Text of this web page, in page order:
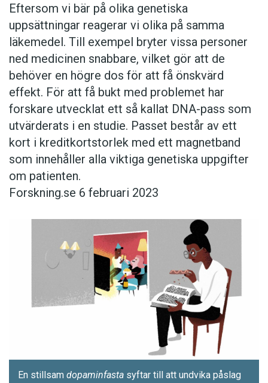
Eftersom vi bär på olika genetiska
uppsättningar reagerar vi olika på samma
läkemedel. Till exempel bryter vissa personer
ned ­medicinen snabbare, vilket gör att de
behöver en högre dos för att få önskvärd
effekt. För att få bukt med problemet har
forskare utvecklat ett så kallat DNA-pass som
utvärderats i en studie. Passet består av ett
kort i kreditkortstorlek med ett magnetband
som innehåller alla viktiga genetiska uppgifter
om patienten.
Forskning.se 6 februari 2023
En stillsam ­dopaminfasta syftar till att undvika påslag